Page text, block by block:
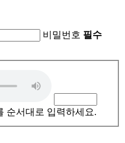
비밀번호 필수
순서대로 입력하세요.